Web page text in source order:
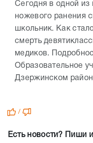
Сегодня в одной из
ножевого ранения
школьник. Как
смерть
медиков.
Образовательное
Дзержинском
/
Есть новости? Пиши